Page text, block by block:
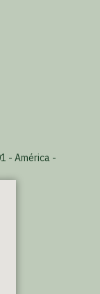
- América -